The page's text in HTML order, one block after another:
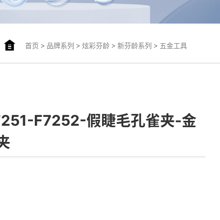
首页 > 品牌系列 > 炫彩芬龄> 新芬龄系列 > 五金工具
F7252-假睫毛孔雀夹-金